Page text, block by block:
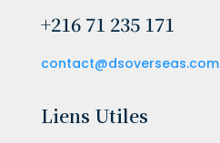
+216 71 235 171
contact@dsoverseas.com
Liens Utiles